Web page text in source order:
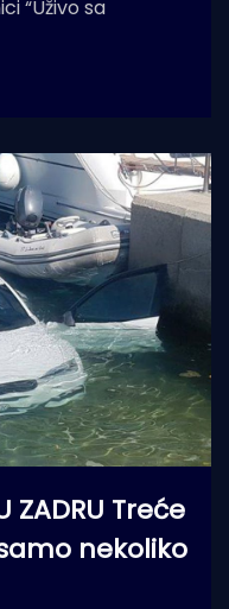
“Uživo sa
ZADRU Treće
nekoliko